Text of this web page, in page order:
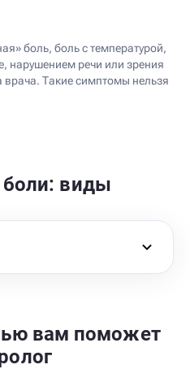
боль, боль с температурой,
нарушением речи или зрения
врача. Такие симптомы нельзя
виды
вам поможет